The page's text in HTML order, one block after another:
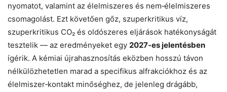
nyomatot, valamint az élelmiszeres és nem‑élelmiszeres
csomagolást. Ezt követően gőz, szuperkritikus víz,
szuperkritikus CO₂ és oldószeres eljárások hatékonyságát
tesztelik — az eredményeket egy 2027‑es jelentésben
ígérik. A kémiai újrahasznosítás eközben hosszú távon
nélkülözhetetlen marad a specifikus alfrakciókhoz és az
élelmiszer‑kontakt minőséghez, de jelenleg drágább,